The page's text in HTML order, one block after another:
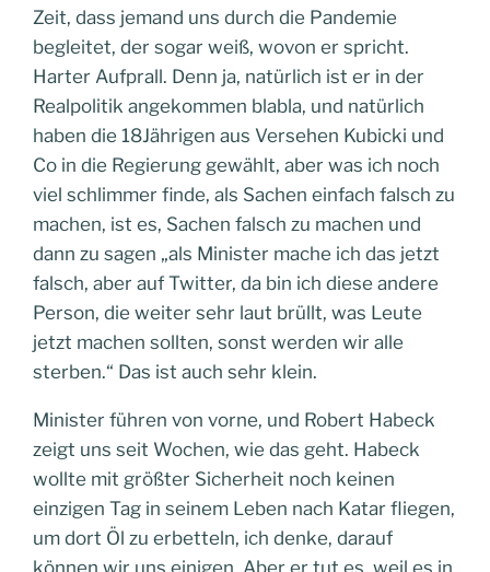
Zeit, dass jemand uns durch die Pandemie
begleitet, der sogar weiß, wovon er spricht.
Harter Aufprall. Denn ja, natürlich ist er in der
Realpolitik angekommen blabla, und natürlich
haben die 18Jährigen aus Versehen Kubicki und
Co in die Regierung gewählt, aber was ich noch
viel schlimmer finde, als Sachen einfach falsch zu
machen, ist es, Sachen falsch zu machen und
dann zu sagen „als Minister mache ich das jetzt
falsch, aber auf Twitter, da bin ich diese andere
Person, die weiter sehr laut brüllt, was Leute
jetzt machen sollten, sonst werden wir alle
sterben.“ Das ist auch sehr klein.
Minister führen von vorne, und Robert Habeck
zeigt uns seit Wochen, wie das geht. Habeck
wollte mit größter Sicherheit noch keinen
einzigen Tag in seinem Leben nach Katar fliegen,
um dort Öl zu erbetteln, ich denke, darauf
können wir uns einigen. Aber er tut es, weil es in